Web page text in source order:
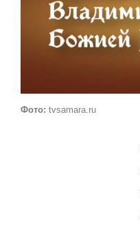
Фото: tvsamara.ru